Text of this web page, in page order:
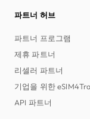
파트너 허브
파트너 프로그램
제휴 파트너
리셀러 파트너
기업을 위한
API 파트너